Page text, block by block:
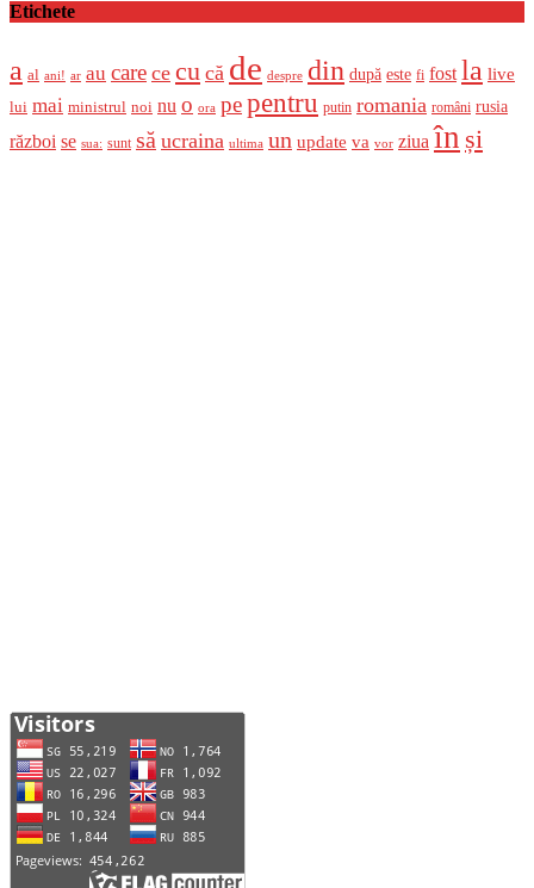
Etichete
a al ani! ar au care ce cu că de despre din după este fi fost la live
lui mai ministrul noi nu o ora pepentru putin romania români rusia
război se sua: sunt să ucraina ultima un update va vor ziua în și